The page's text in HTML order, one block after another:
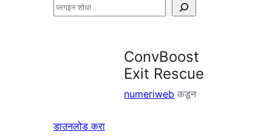
प्लगइन
ConvBoost
Exit Rescue
numeriweb कडून
डाउनलोड करा